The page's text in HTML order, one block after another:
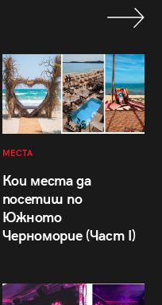
МЕСТА
Кои места да
посетиш по
Южното
Черноморие (Част I)